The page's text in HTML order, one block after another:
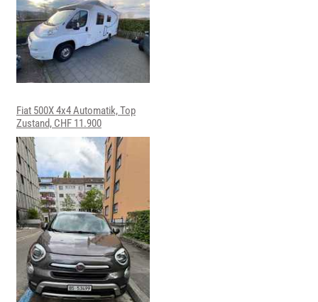
Fiat 500X 4x4 Automatik, Top
Zustand, CHF 11.900